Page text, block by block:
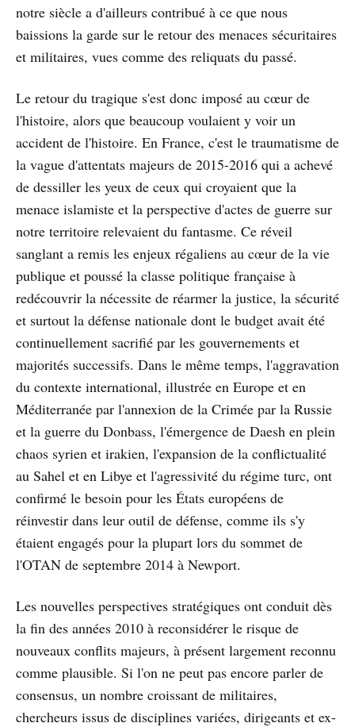
notre siècle a d'ailleurs contribué à ce que nous
baissions la garde sur le retour des menaces sécuritaires
et militaires, vues comme des reliquats du passé.
Le retour du tragique s'est donc imposé au cœur de
l'histoire, alors que beaucoup voulaient y voir un
accident de l'histoire. En France, c'est le traumatisme de
la vague d'attentats majeurs de 2015-2016 qui a achevé
de dessiller les yeux de ceux qui croyaient que la
menace islamiste et la perspective d'actes de guerre sur
notre territoire relevaient du fantasme. Ce réveil
sanglant a remis les enjeux régaliens au cœur de la vie
publique et poussé la classe politique française à
redécouvrir la nécessite de réarmer la justice, la sécurité
et surtout la défense nationale dont le budget avait été
continuellement sacrifié par les gouvernements et
majorités successifs. Dans le même temps, l'aggravation
du contexte international, illustrée en Europe et en
Méditerranée par l'annexion de la Crimée par la Russie
et la guerre du Donbass, l'émergence de Daesh en plein
chaos syrien et irakien, l'expansion de la conflictualité
au Sahel et en Libye et l'agressivité du régime turc, ont
confirmé le besoin pour les États européens de
réinvestir dans leur outil de défense, comme ils s'y
étaient engagés pour la plupart lors du sommet de
l'OTAN de septembre 2014 à Newport.
Les nouvelles perspectives stratégiques ont conduit dès
la fin des années 2010 à reconsidérer le risque de
nouveaux conflits majeurs, à présent largement reconnu
comme plausible. Si l'on ne peut pas encore parler de
consensus, un nombre croissant de militaires,
chercheurs issus de disciplines variées, dirigeants et ex-